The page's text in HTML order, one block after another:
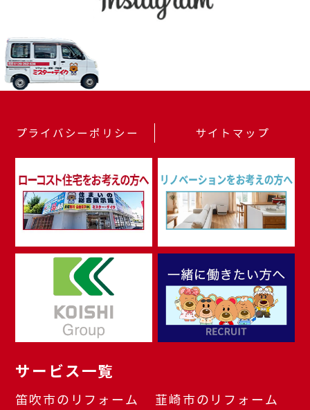
プライバシーポリシー サイトマップ
サービス一覧
笛吹市のリフォーム 韮崎市のリフォーム